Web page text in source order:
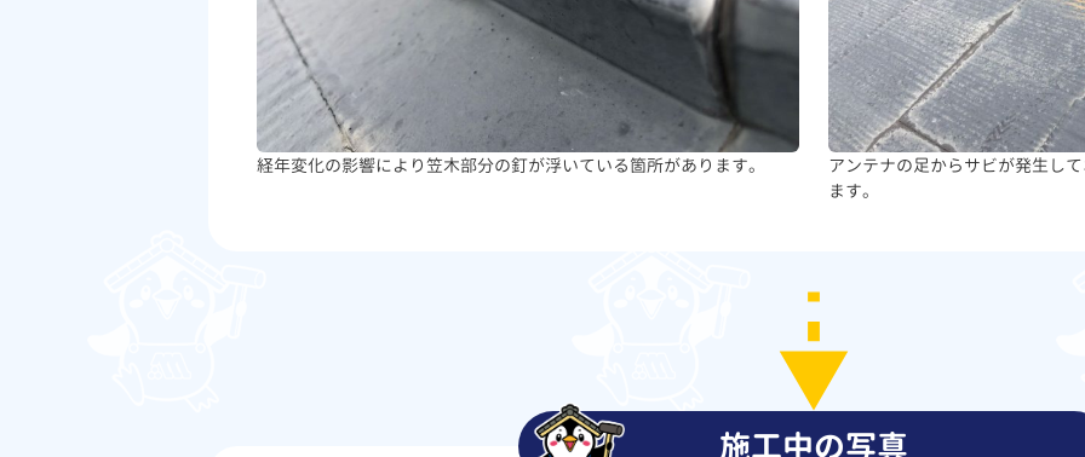
経年変化の影響により笠木部分の釘が浮いている箇所があります。
アンテナの足からサビが発生し
ます。
施工中の写真